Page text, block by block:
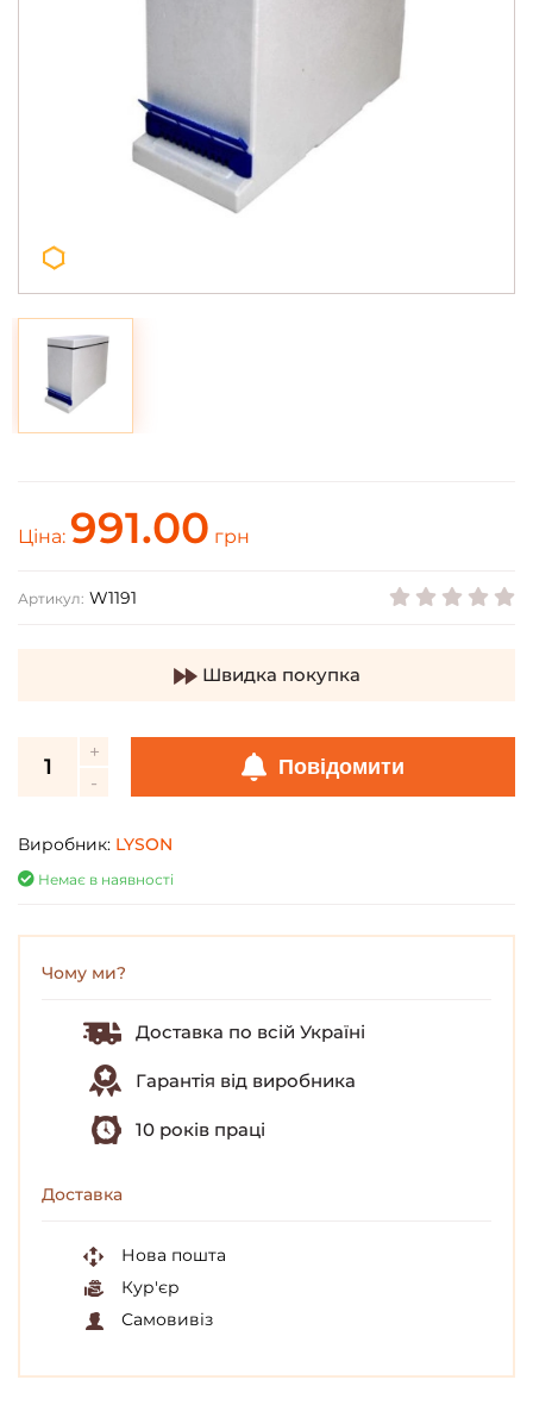
Ціна: 991.00 грн
Артикул: W1191
Швидка покупка
Повідомити
Виробник: LYSON
Немає в наявності
Чому ми?
Доставка по всій Україні
Гарантія від виробника
10 років праці
Доставка
Нова пошта
Кур'єр
Самовивіз